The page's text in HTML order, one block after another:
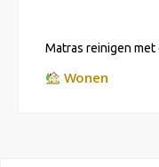
Matras reinigen met
Wonen